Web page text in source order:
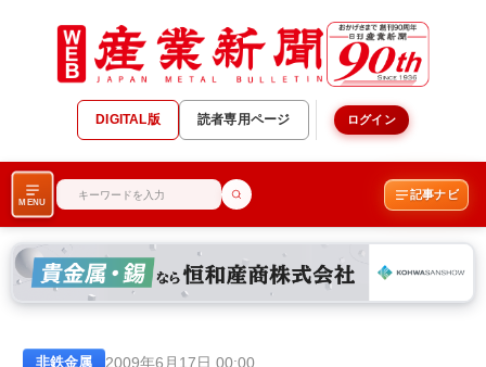
DIGITAL版 読者専用ページ ログイン
MENU
記事ナビ
非鉄金属 2009年6月17日 00:00